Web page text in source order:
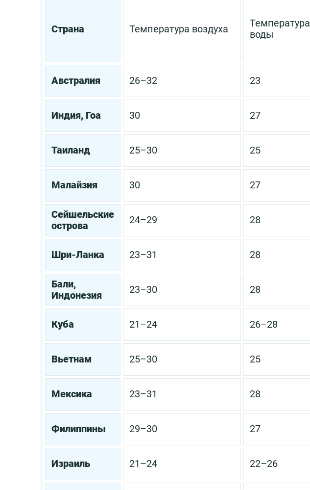
Страна Температура воздуха
Температура
воды
Австралия 26–32 23
Индия, Гоа 30 27
Таиланд 25–30 25
Малайзия 30 27
Сейшельские
острова
24–29 28
Шри-Ланка 23–31 28
Бали,
Индонезия
23–30 28
Куба 21–24 26–28
Вьетнам 25–30 25
Мексика 23–31 28
Филиппины 29–30 27
Израиль 21–24 22–26